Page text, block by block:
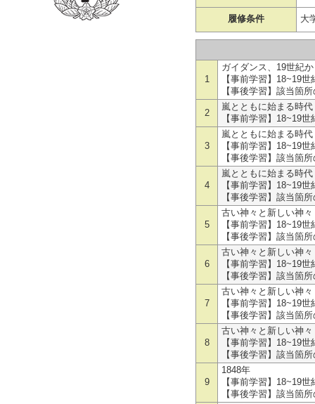
履修条件 大
1
ガイダンス、19世紀
【事前学習】18~19
【事後学習】該当箇
2
嵐とともに始まる時代
【事前学習】18~19
3
嵐とともに始まる時代
【事前学習】18~19
【事後学習】該当箇
4
嵐とともに始まる時代
【事前学習】18~19
【事後学習】該当箇
5
古い神々と新しい神
【事前学習】18~19
【事後学習】該当箇
6
古い神々と新しい神
【事前学習】18~19
【事後学習】該当箇
7
古い神々と新しい神
【事前学習】18~19
【事後学習】該当箇
8
古い神々と新しい神
【事前学習】18~19
【事後学習】該当箇
9
1848年
【事前学習】18~19
【事後学習】該当箇